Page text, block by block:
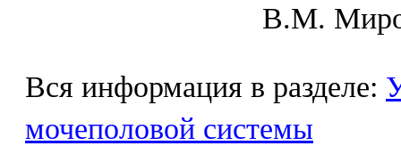
В.М.
Вся информация в разделе:
мочеполовой системы